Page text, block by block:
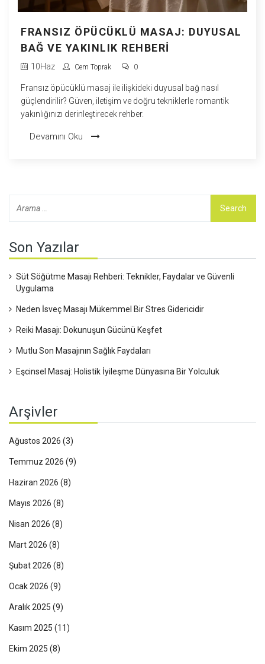
FRANSIZ ÖPÜCÜKLÜ MASAJ: DUYUSAL
BAĞ VE YAKINLIK REHBERI
10Haz Cem Toprak 0
Fransız öpücüklü masaj ile ilişkideki duyusal bağ nasıl
güçlendirilir? Güven, iletişim ve doğru tekniklerle romantik
yakınlığınızı derinleştirecek rehber.
Devamını Oku
Son Yazılar
Süt Söğütme Masajı Rehberi: Teknikler, Faydalar ve Güvenli
Uygulama
Neden İsveç Masajı Mükemmel Bir Stres Gidericidir
Reiki Masajı: Dokunuşun Gücünü Keşfet
Mutlu Son Masajının Sağlık Faydaları
Eşcinsel Masaj: Holistik İyileşme Dünyasına Bir Yolculuk
Arşivler
Ağustos 2026 (3)
Temmuz 2026 (9)
Haziran 2026 (8)
Mayıs 2026 (8)
Nisan 2026 (8)
Mart 2026 (8)
Şubat 2026 (8)
Ocak 2026 (9)
Aralık 2025 (9)
Kasım 2025 (11)
Ekim 2025 (8)